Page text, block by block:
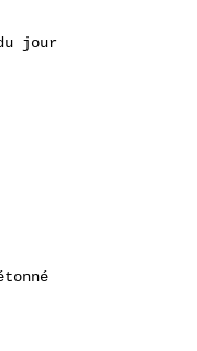
jour